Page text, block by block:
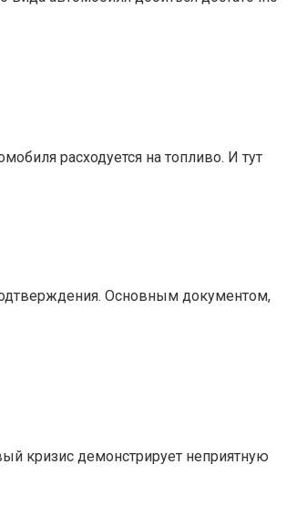
расходуется на топливо. И тут
Основным документом,
кризис демонстрирует неприятную